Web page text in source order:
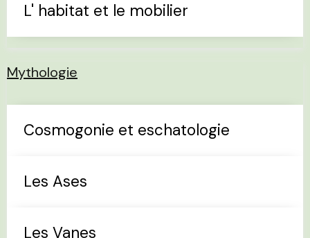
L' habitat et le mobilier
Mythologie
Cosmogonie et eschatologie
Les Ases
Les Vanes